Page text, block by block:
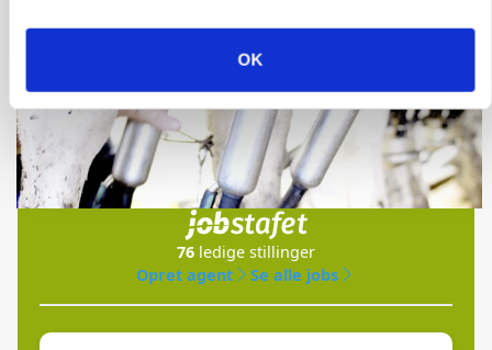
OK
Annonce
Loading...
Jobs
i samarbejde med
76 ledige stillinger
Opret agent
Se alle jobs